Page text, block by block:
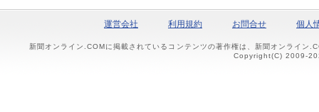
運営会社 利用規約 お問合せ 個人
新聞オンライン.COMに掲載されているコンテンツの著作権は、新聞オンライン
Copyright(C) 2009-